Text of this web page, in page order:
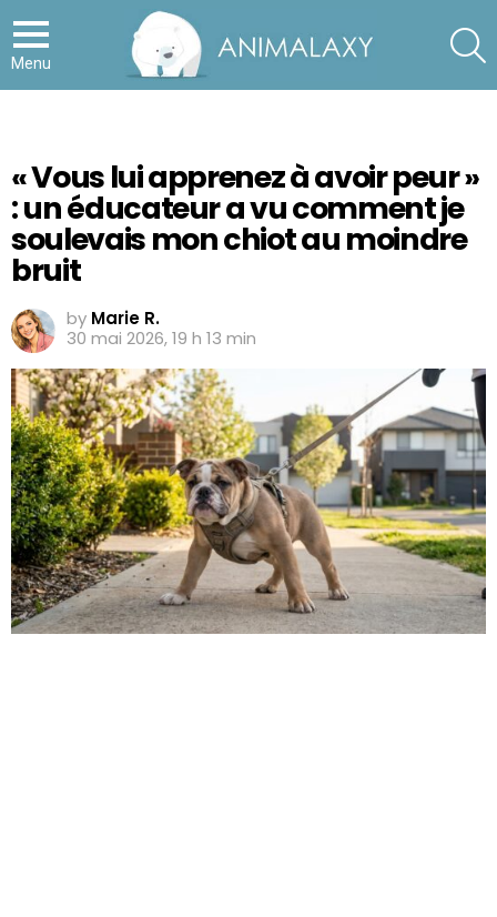
Menu
« Vous lui apprenez à avoir peur »
: un éducateur a vu comment je
soulevais mon chiot au moindre
bruit
by Marie R.
30 mai 2026, 19 h 13 min